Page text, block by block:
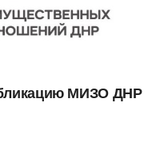
МИЗО ДНР